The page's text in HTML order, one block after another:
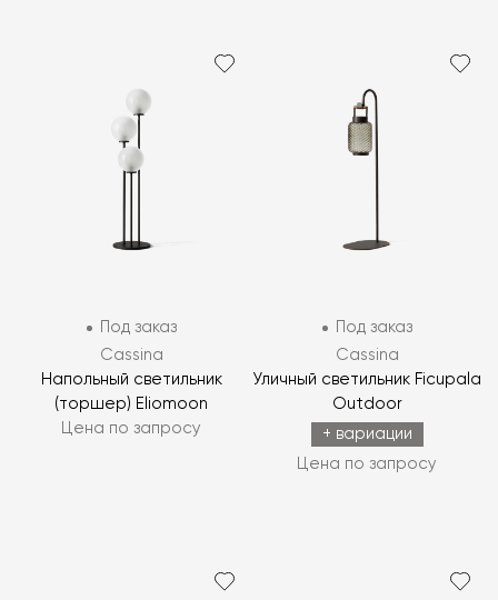
Под заказ
Cassina
Напольный светильник
(торшер) Eliomoon
Цена по запросу
Под заказ
Cassina
Уличный светильник Ficupala
Outdoor
+ вариации
Цена по запросу